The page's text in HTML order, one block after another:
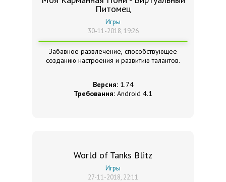
Питомец
Игры
30-11-2018, 19:26
Забавное развлечение, способствующее
созданию настроения и развитию талантов.
Версия: 1.74
Требования: Android 4.1
World of Tanks Blitz
Игры
27-11-2018, 22:11